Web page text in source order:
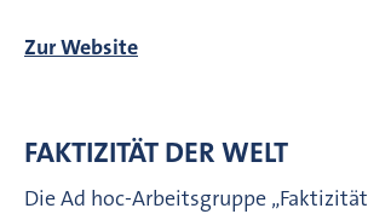
Zur Website
FAKTIZITÄT DER WELT
Die Ad hoc-Arbeitsgruppe